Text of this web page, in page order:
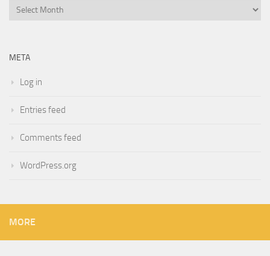
Archives
META
Log in
Entries feed
Comments feed
WordPress.org
MORE